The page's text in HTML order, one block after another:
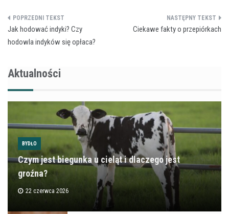
Nawigacja
wpisu
Jak hodować indyki? Czy
hodowla indyków się opłaca?
Ciekawe fakty o przepiórkach
Aktualności
BYDŁO
Czym jest biegunka u cieląt i dlaczego jest
groźna?
22 czerwca 2026